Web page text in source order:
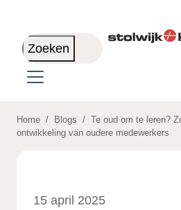
Zoeken
Home / Blogs / Te oud om te leren?
ontwikkeling van oudere medewerkers
15 april 2025